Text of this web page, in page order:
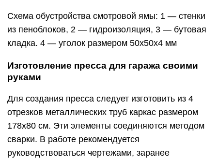
Схема обустройства смотровой ямы: 1 — стенки
из пеноблоков, 2 — гидроизоляция, 3 — бутовая
кладка. 4 — уголок размером 50х50х4 мм
Изготовление пресса для гаража своими
руками
Для создания пресса следует изготовить из 4
отрезков металлических труб каркас размером
178х80 см. Эти элементы соединяются методом
сварки. В работе рекомендуется
руководствоваться чертежами, заранее